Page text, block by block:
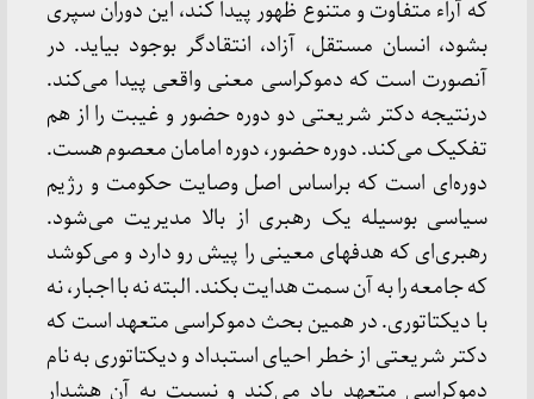
که آراء متفاوت و متنوع ظهور پیدا کند، این دوران سپری
بشود، انسان مستقل، آزاد، انتقادگر بوجود بیاید. در
آنصورت است که دموکراسی معنی واقعی پیدا می‌کند.
درنتیجه دکتر شریعتی دو دوره حضور و غیبت را از هم
تفکیک می‌کند. دوره حضور، دوره امامان معصوم هست.
دوره‌ای است که براساس اصل وصایت حکومت و رژیم
سیاسی بوسیله یک رهبری از بالا مدیریت می‌شود.
رهبری‌ای که هدفهای معینی را پیش رو دارد و می‌کوشد
که جامعه را به آن سمت هدایت بکند. البته نه با اجبار، نه
با دیکتاتوری. در همین بحث دموکراسی متعهد است که
دکتر شریعتی از خطر احیای استبداد و دیکتاتوری به نام
دموکراسی متعهد یاد می‌کند و نسبت به آن هشدار